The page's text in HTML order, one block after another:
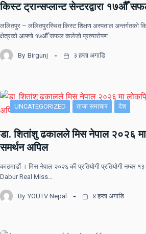
किस्ट ट्रान्सप्लान्ट सेन्टरद्वारा १७औँ
ललितपुर – ललितपुरस्थित किस्ट शिक्षण अस्पताल अन्तर्गतको
क्षेत्रको आफ्नो १७औँ सफल कलेजो प्रत्यारोपण…
By Birgunj ३ हप्ता अगाडि
UNCATEGORIZED ताजा समाचार देश
डा. शितांशु ढकालले मिस नेपाल २०२६
समर्थन अपिल
काठमाडौं । मिस नेपाल २०२६ की प्रतियोगी प्रतियोगी नम्बर
Dabur Real Miss…
By YOUTV Nepal ४ हप्ता अगाडि